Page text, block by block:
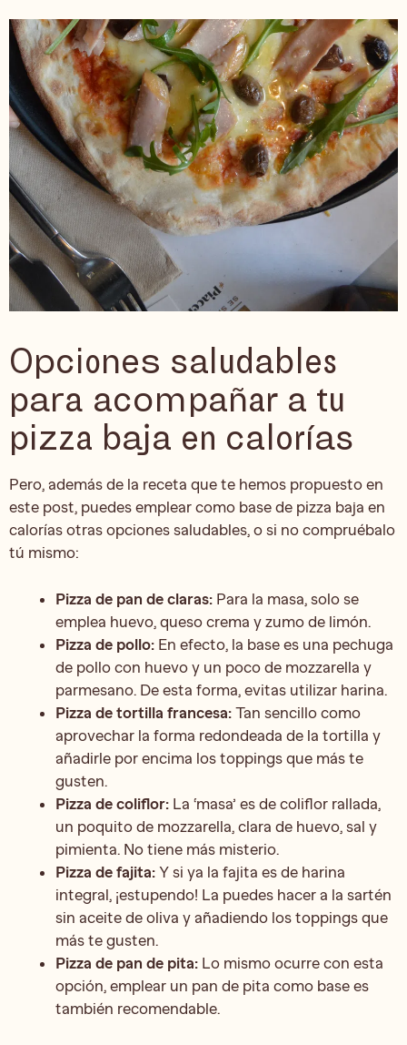
Opciones saludables
para acompañar a tu
pizza baja en calorías
Pero, además de la receta que te hemos propuesto en
este post, puedes emplear como base de pizza baja en
calorías otras opciones saludables, o si no compruébalo
tú mismo:
Pizza de pan de claras: Para la masa, solo se
emplea huevo, queso crema y zumo de limón.
Pizza de pollo: En efecto, la base es una pechuga
de pollo con huevo y un poco de mozzarella y
parmesano. De esta forma, evitas utilizar harina.
Pizza de tortilla francesa: Tan sencillo como
aprovechar la forma redondeada de la tortilla y
añadirle por encima los toppings que más te
gusten.
Pizza de coliflor: La ‘masa’ es de coliflor rallada,
un poquito de mozzarella, clara de huevo, sal y
pimienta. No tiene más misterio.
Pizza de fajita: Y si ya la fajita es de harina
integral, ¡estupendo! La puedes hacer a la sartén
sin aceite de oliva y añadiendo los toppings que
más te gusten.
Pizza de pan de pita: Lo mismo ocurre con esta
opción, emplear un pan de pita como base es
también recomendable.